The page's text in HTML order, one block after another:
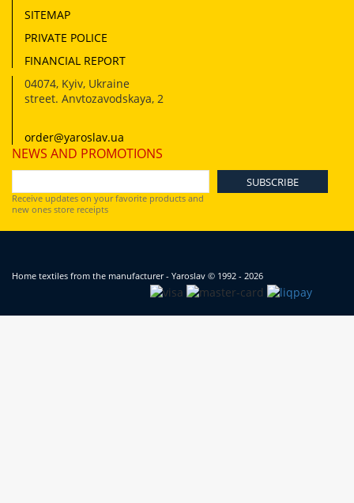
SITEMAP
PRIVATE POLICE
FINANCIAL REPORT
04074, Kyiv, Ukraine
street. Anvtozavodskaya, 2
order@yaroslav.ua
NEWS AND PROMOTIONS
Receive updates on your favorite products and
new ones store receipts
Home textiles from the manufacturer - Yaroslav © 1992 - 2026